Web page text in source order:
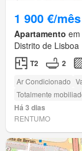
1 900 €/mês
Apartamento
Distrito de Lisboa
T2 2
Ar Condicionado
Totalmente
Há 3 dias
RENTUMO